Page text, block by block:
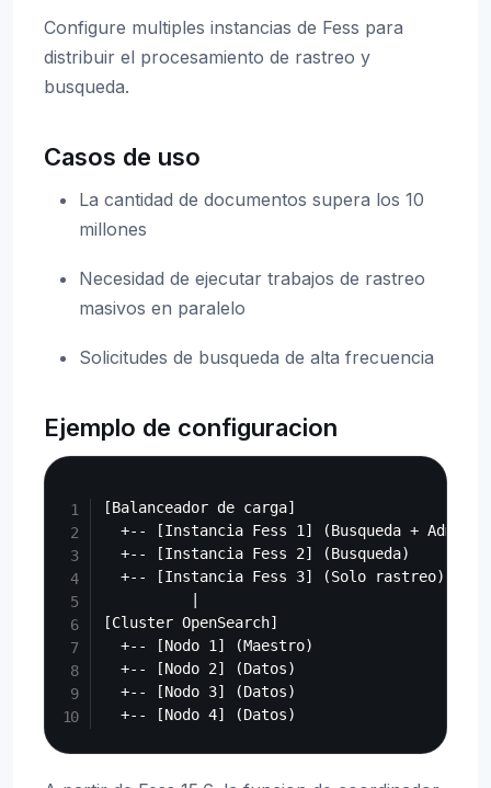
Configure multiples instancias de Fess para
distribuir el procesamiento de rastreo y
busqueda.
Casos de uso
La cantidad de documentos supera los 10
millones
Necesidad de ejecutar trabajos de rastreo
masivos en paralelo
Solicitudes de busqueda de alta frecuencia
Ejemplo de configuracion
[Balanceador de carga]
+-- [Instancia Fess 1] (Busqueda +
  +-- [Instancia Fess 2] (Busqueda)
  +-- [Instancia Fess 3] (Solo rastreo)
[Cluster OpenSearch]
  +-- [Nodo 1] (Maestro)
  +-- [Nodo 2] (Datos)
  +-- [Nodo 3] (Datos)